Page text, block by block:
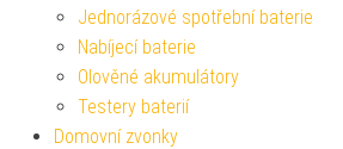
Jednorázové spotřební baterie
Nabíjecí baterie
Olověné akumulátory
Testery baterií
Domovní zvonky